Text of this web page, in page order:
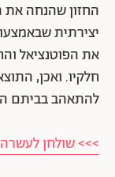
החזון שהנחה את
יצירתית
את הפוטנציאל
חלקיו. ואכן,
להתאהב בביתם
>>> שולחן